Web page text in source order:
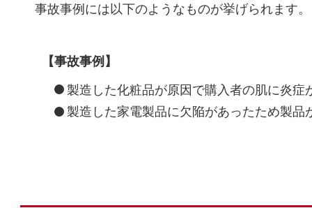
事故事例には以下のようなものが挙げられます。
【事故事例】
製造した化粧品が原因で購入者の肌に炎症
製造した家電製品に欠陥があったため製